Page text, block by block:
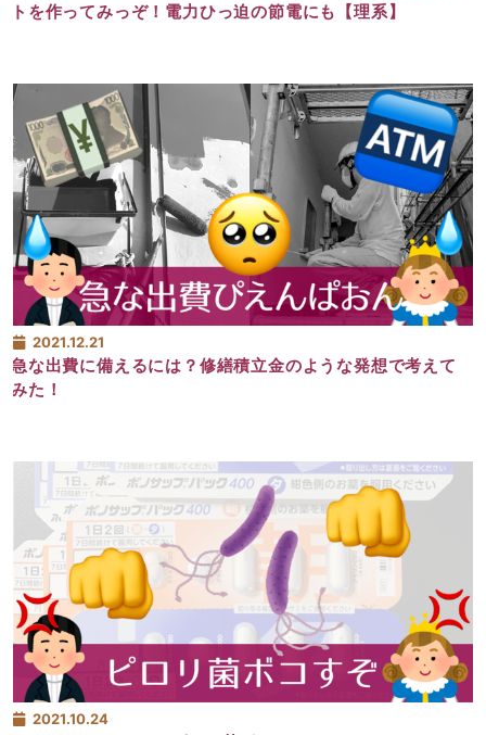
トを作ってみっぞ！電力ひっ迫の節電にも【理系】
2021.12.21
急な出費に備えるには？修繕積立金のような発想で考えて
みた！
2021.10.24